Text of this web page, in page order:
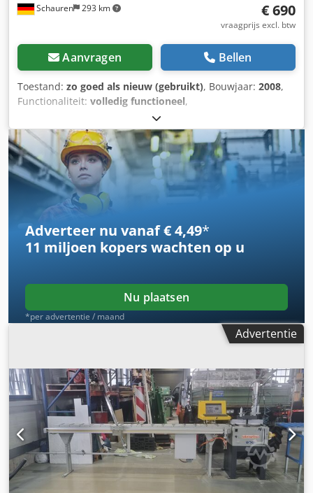
Schauren 293 km € 690
vraagprijs excl. btw
Aanvragen Bellen
Toestand: zo goed als nieuw (gebruikt), Bouwjaar: 2008,
Functionaliteit: volledig functioneel,
E-008282
transportwagens beschikbaar. Prijs per stuk. Dsdpjzqu
Nxofx Al Iock
Adverteer nu vanaf € 4,49*
11 miljoen koperswachten op u
Nu plaatsen
*per advertentie / maand
Advertentie